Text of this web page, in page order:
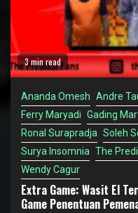
3 min read
Ananda Omesh Andre
Ferry Maryadi Gading
Ronal Surapradja Soleh
Surya Insomnia The
Wendy Cagur
Extra Game: Wasit El
Game Penentuan